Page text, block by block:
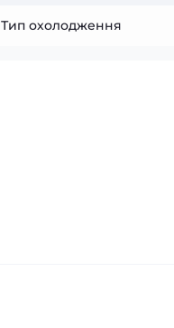
Тип охолодження